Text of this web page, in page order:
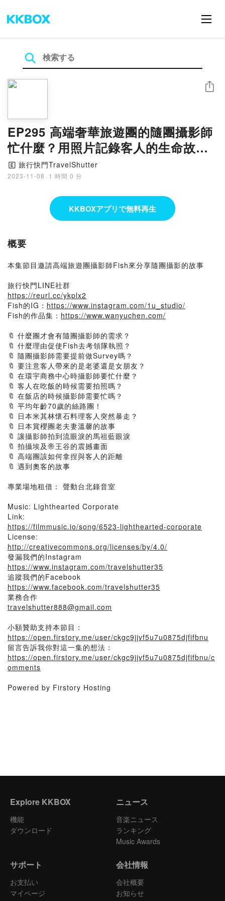
EP295 高端奢華旅遊團的隨團攝影師
忙什麼？用照片記錄客人的生命故事
～幫貴賓拍照時需要留意的眉角 feat.
旅遊攝影師Fish
🄴 旅行快門TravelShutter
2023-11-08 · 1 時間 0 分
シェア
KKBOXアプリで無料再生
概要
本集節目邀請高端旅遊團攝影師Fish來分享隨團攝影的故事
旅行快門LINE社群
https://reurl.cc/ykplx2
Fish的IG： https://www.instagram.com/1u_studio/
Fish的作品集： https://www.wanyuchen.com/
🔖 什麼團才會有隨團攝影師的需求？
🔖 什麼理由促使Fish去考領隊執照？
🔖 隨團攝影師需要提前做Survey嗎？
🔖 要注意客人帶來的是老婆還是女朋友？
🔖 在環宇商務中心時攝影師要忙什麼？
🔖 客人在吃飯的時候需要拍照嗎？
🔖 在飯店的時候攝影師需要忙嗎？
🔖 平均年齡70歲的絲路團！
🔖 日本米其林懷石料理客人突然暴走？
🔖 日本賞櫻團老夫妻溫馨的故事
🔖 讓攝影師拍到流眼淚的馬祖藍眼淚
🔖 拍攝埃及帝王谷的震撼畫面
🔖 高端團該如何拿捏與客人的距離
🔖 遇到奧客的故事
專業場地租借： 聲動台北錄音室
Music: Lighthearted Corporate
Link:
https://filmmusic.io/song/6523-lighthearted-corporate
License:
http://creativecommons.org/licenses/by/4.0/
發漏我們的Instagram
https://www.instagram.com/travelshutter35
追蹤我們的Facebook
https://www.facebook.com/travelshutter35
業務合作
travelshutter888@gmail.com
小額贊助支持本節目：
https://open.firstory.me/user/ckgc9jjvf5u7u0875djfifbnu
留言告訴我你對這一集的想法：
https://open.firstory.me/user/ckgc9jjvf5u7u0875djfifbnu/c
omments
Powered by Firstory Hosting
Explore KKBOX
機能
ダウンロード
ニュース
音楽ニュース
ランキング
Music Awards
サポート
お支払い
マイページ
会社情報
会社概要
お知らせ